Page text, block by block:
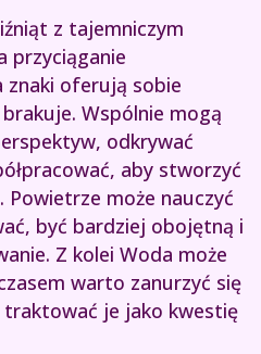
z tajemniczym
przyciąganie
znaki oferują sobie
Wspólnie mogą
odkrywać
aby stworzyć
Powietrze może nauczyć
być bardziej obojętną i
Z kolei Woda może
warto zanurzyć się
je jako kwestię